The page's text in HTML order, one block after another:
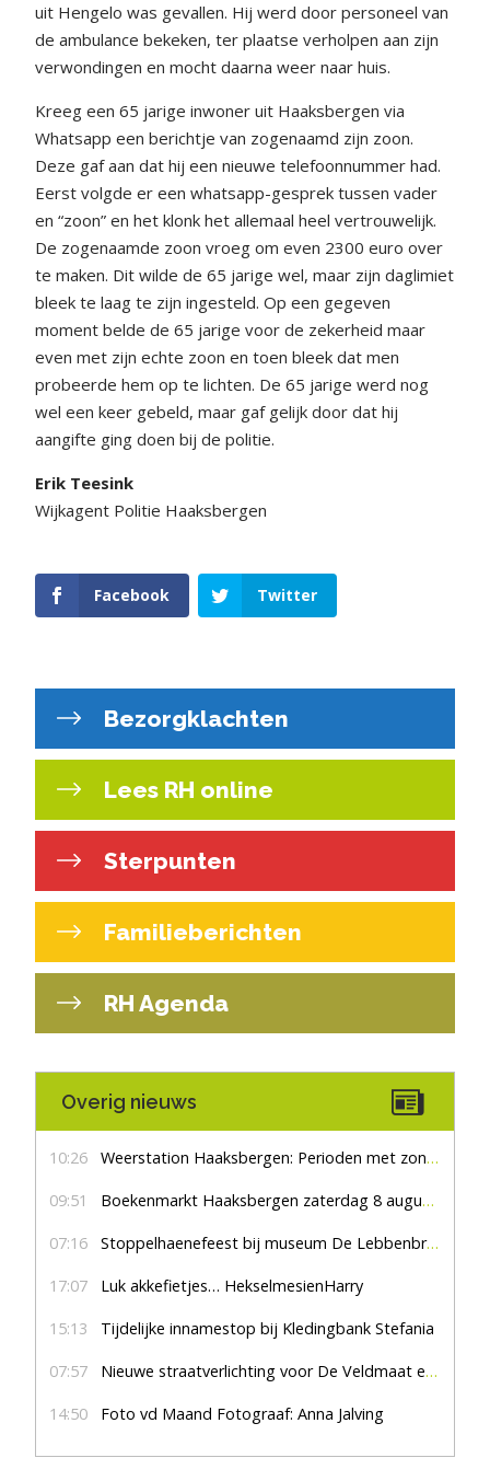
uit Hengelo was gevallen. Hij werd door personeel van
de ambulance bekeken, ter plaatse verholpen aan zijn
verwondingen en mocht daarna weer naar huis.
Kreeg een 65 jarige inwoner uit Haaksbergen via
Whatsapp een berichtje van zogenaamd zijn zoon.
Deze gaf aan dat hij een nieuwe telefoonnummer had.
Eerst volgde er een whatsapp-gesprek tussen vader
en “zoon” en het klonk het allemaal heel vertrouwelijk.
De zogenaamde zoon vroeg om even 2300 euro over
te maken. Dit wilde de 65 jarige wel, maar zijn daglimiet
bleek te laag te zijn ingesteld. Op een gegeven
moment belde de 65 jarige voor de zekerheid maar
even met zijn echte zoon en toen bleek dat men
probeerde hem op te lichten. De 65 jarige werd nog
wel een keer gebeld, maar gaf gelijk door dat hij
aangifte ging doen bij de politie.
Erik Teesink
Wijkagent Politie Haaksbergen
Facebook Twitter
Bezorgklachten
Lees RH online
Sterpunten
Familieberichten
RH Agenda
Overig nieuws
10:26 Weerstation Haaksbergen: Perioden met zon en droog
09:51 Boekenmarkt Haaksbergen zaterdag 8 augustus, marktplein Haaksbergen
07:16 Stoppelhaenefeest bij museum De Lebbenbrugge
17:07 Luk akkefietjes… HekselmesienHarry
15:13 Tijdelijke innamestop bij Kledingbank Stefania
07:57 Nieuwe straatverlichting voor De Veldmaat en De Pas
14:50 Foto vd Maand Fotograaf: Anna Jalving